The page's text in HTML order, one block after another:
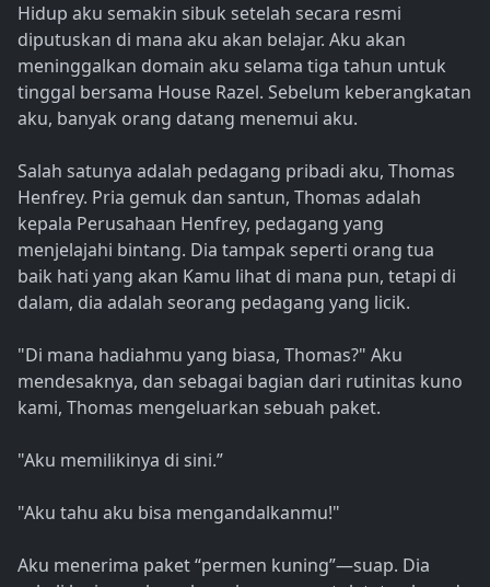
Hidup aku semakin sibuk setelah secara resmi
diputuskan di mana aku akan belajar. Aku akan
meninggalkan domain aku selama tiga tahun untuk
tinggal bersama House Razel. Sebelum keberangkatan
aku, banyak orang datang menemui aku.
Salah satunya adalah pedagang pribadi aku, Thomas
Henfrey. Pria gemuk dan santun, Thomas adalah
kepala Perusahaan Henfrey, pedagang yang
menjelajahi bintang. Dia tampak seperti orang tua
baik hati yang akan Kamu lihat di mana pun, tetapi di
dalam, dia adalah seorang pedagang yang licik.
"Di mana hadiahmu yang biasa, Thomas?" Aku
mendesaknya, dan sebagai bagian dari rutinitas kuno
kami, Thomas mengeluarkan sebuah paket.
"Aku memilikinya di sini.”
"Aku tahu aku bisa mengandalkanmu!"
Aku menerima paket “permen kuning”—suap. Dia